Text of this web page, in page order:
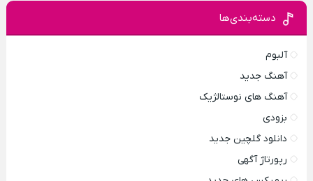
دسته‌بندی‌ها
آلبوم
آهنگ جدید
آهنگ های نوستالژیک
بزودی
دانلود گلچین جدید
رپورتاژ آگهی